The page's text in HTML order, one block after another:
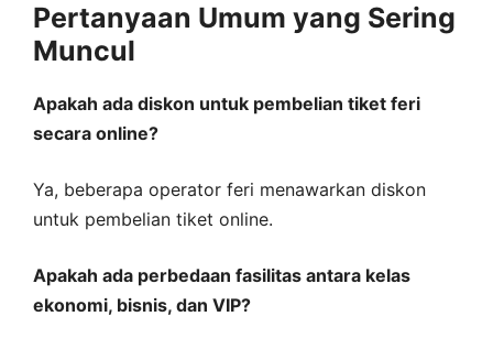
Pertanyaan Umum yang Sering
Muncul
Apakah ada diskon untuk pembelian tiket feri
secara online?
Ya, beberapa operator feri menawarkan diskon
untuk pembelian tiket online.
Apakah ada perbedaan fasilitas antara kelas
ekonomi, bisnis, dan VIP?